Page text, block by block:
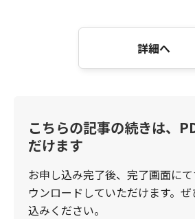
詳細へ
こちらの記事の続きは、
だけます
お申し込み完了後、完了画面に
ウンロードしていただけます。
込みください。